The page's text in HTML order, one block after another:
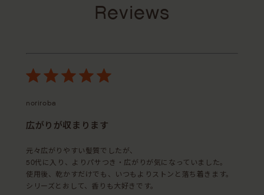
Reviews
noriroba
広がりが収まります
元々広がりやすい髪質でしたが、
50代に入り、よりパサつき・広がりが気になっていました。
使用後、乾かすだけでも、いつもよりストンと落ち着きます。
シリーズとおして、香りも大好きです。